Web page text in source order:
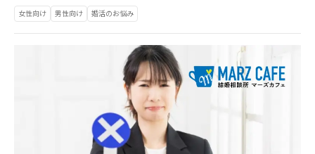
女性向け 男性向け 婚活のお悩み